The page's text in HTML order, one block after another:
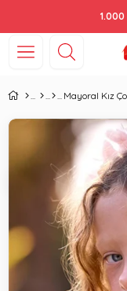
Mayoral Kız